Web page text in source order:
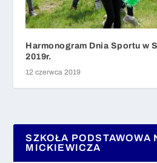
Harmonogram Dnia Sportu w
2019r.
12 czerwca 2019
SZKOŁA PODSTAWOWA
MICKIEWICZA